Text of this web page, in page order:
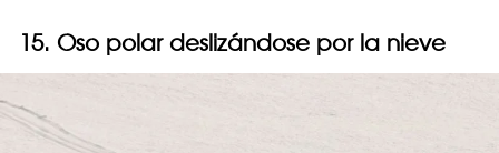
15. Oso polar deslizándose por la nieve